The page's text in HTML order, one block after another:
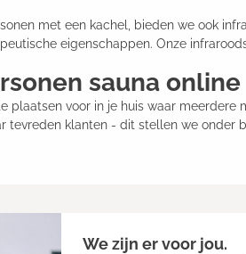
met een kachel, bieden we ook
eigenschappen. Onze
sauna online
plaatsen voor in je huis waar
tevreden klanten - dit stellen we onder
We zijn er voor jou.